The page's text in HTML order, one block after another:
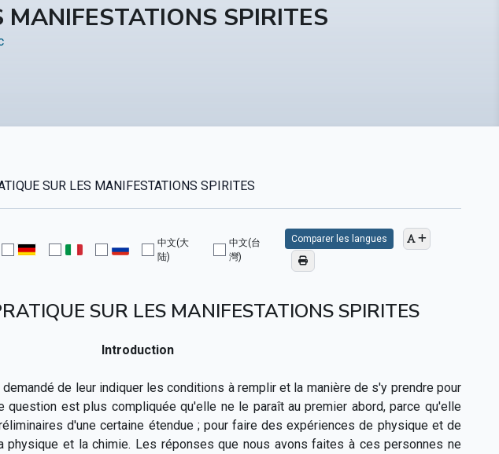
SPIRITES
SUR LES MANIFESTATIONS SPIRITES
中文(大
陆)
中文(台
灣)
Comparer les langues
SUR LES MANIFESTATIONS SPIRITES
Introduction
de leur indiquer les conditions à remplir et la manière de s'y prendre pour
question est plus compliquée qu'elle ne le paraît au premier abord, parce qu'elle
d'une certaine étendue ; pour faire des expériences de physique et de
physique et la chimie. Les réponses que nous avons faites à ces personnes ne